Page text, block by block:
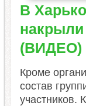
В
накрыли
(ВИДЕО)
Кроме
состав
участников.